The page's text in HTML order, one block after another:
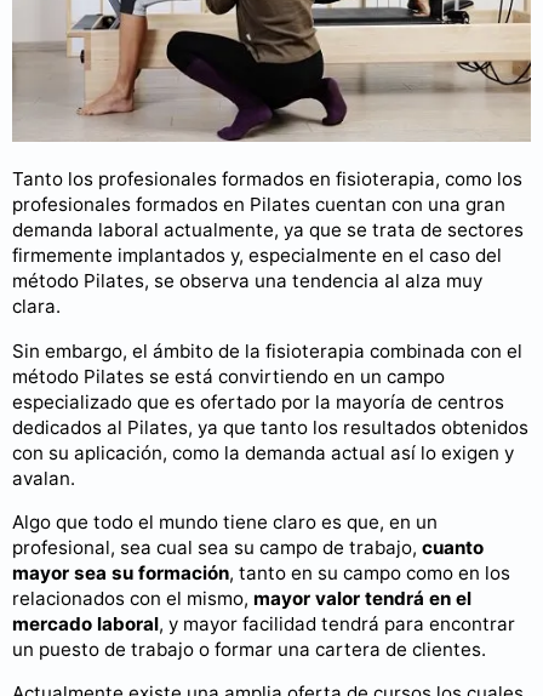
Tanto los profesionales formados en fisioterapia, como los
profesionales formados en Pilates cuentan con una gran
demanda laboral actualmente, ya que se trata de sectores
firmemente implantados y, especialmente en el caso del
método Pilates, se observa una tendencia al alza muy
clara.
Sin embargo, el ámbito de la fisioterapia combinada con el
método Pilates se está convirtiendo en un campo
especializado que es ofertado por la mayoría de centros
dedicados al Pilates, ya que tanto los resultados obtenidos
con su aplicación, como la demanda actual así lo exigen y
avalan.
Algo que todo el mundo tiene claro es que, en un
profesional, sea cual sea su campo de trabajo, cuanto
mayor sea su formación, tanto en su campo como en los
relacionados con el mismo, mayor valor tendrá en el
mercado laboral, y mayor facilidad tendrá para encontrar
un puesto de trabajo o formar una cartera de clientes.